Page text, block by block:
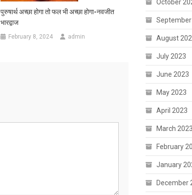
पुरुषार्थ अच्छा होगा तो फल भी अच्छा होगा-नवजीत
भारद्वाज
February 8, 2024 admin
October
August
July 2023
June 2023
May 2023
April 2023
March 2023
February
January
December